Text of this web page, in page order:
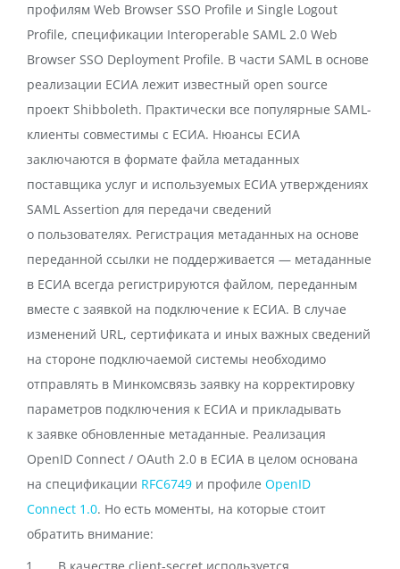
профилям Web Browser SSO Profile и Single Logout
Profile, спецификации Interoperable SAML 2.0 Web
Browser SSO Deployment Profile. В части SAML в основе
реализации ЕСИА лежит известный open source
проект Shibboleth. Практически все популярные SAML-
клиенты совместимы с ЕСИА. Нюансы ЕСИА
заключаются в формате файла метаданных
поставщика услуг и используемых ЕСИА утверждениях
SAML Assertion для передачи сведений
о пользователях. Регистрация метаданных на основе
переданной ссылки не поддерживается — метаданные
в ЕСИА всегда регистрируются файлом, переданным
вместе с заявкой на подключение к ЕСИА. В случае
изменений URL, сертификата и иных важных сведений
на стороне подключаемой системы необходимо
отправлять в Минкомсвязь заявку на корректировку
параметров подключения к ЕСИА и прикладывать
к заявке обновленные метаданные. Реализация
OpenID Connect / OAuth 2.0 в ЕСИА в целом основана
на спецификации RFC6749 и профиле OpenID
Connect 1.0. Но есть моменты, на которые стоит
обратить внимание: